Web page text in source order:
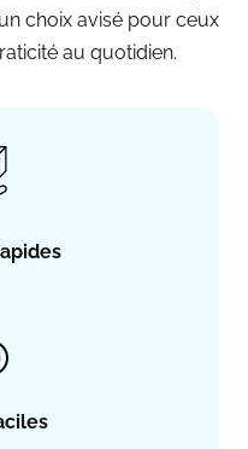
choix avisé pour ceux
au quotidien.